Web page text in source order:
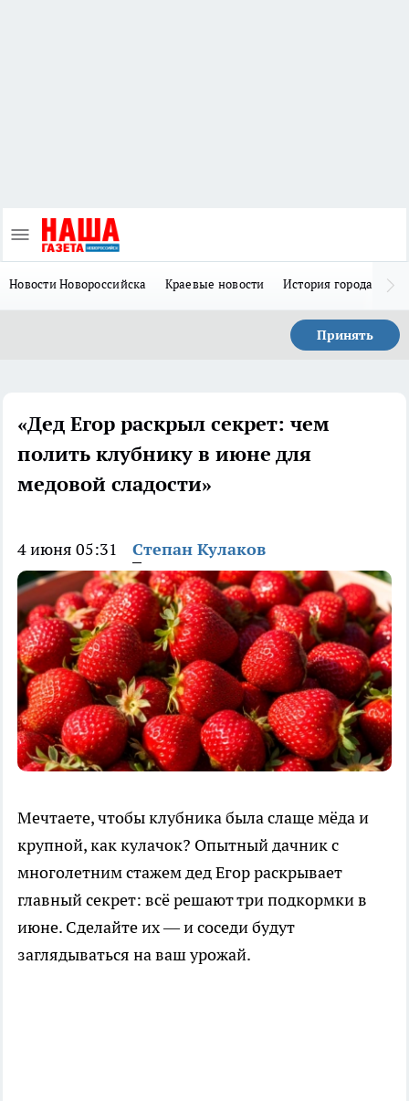
Новости Новороссийска Краевые новости История города Н
Принять
«Дед Егор раскрыл секрет: чем
полить клубнику в июне для
медовой сладости»
4 июня 05:31 Степан Кулаков
Мечтаете, чтобы клубника была слаще мёда и
крупной, как кулачок? Опытный дачник с
многолетним стажем дед Егор раскрывает
главный секрет: всё решают три подкормки в
июне. Сделайте их — и соседи будут
заглядываться на ваш урожай.